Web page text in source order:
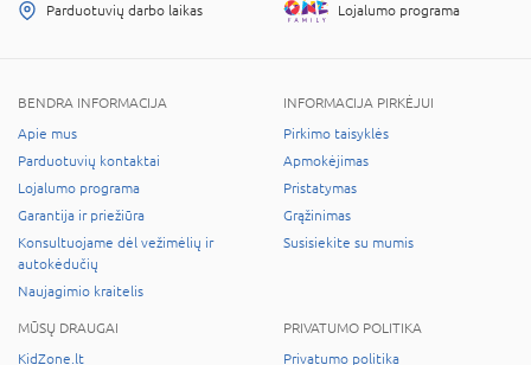
Parduotuvių darbo laikas Lojalumo programa
BENDRA INFORMACIJA
Apie mus
Parduotuvių kontaktai
Lojalumo programa
Garantija ir priežiūra
Konsultuojame dėl vežimėlių ir
autokėdučių
Naujagimio kraitelis
INFORMACIJA PIRKĖJUI
Pirkimo taisyklės
Apmokėjimas
Pristatymas
Grąžinimas
Susisiekite su mumis
MŪSŲ DRAUGAI
KidZone.lt
PRIVATUMO POLITIKA
Privatumo politika